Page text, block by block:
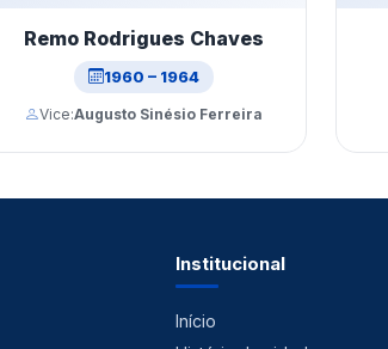
Remo Rodrigues Chaves
1960 – 1964
Vice:Augusto Sinésio Ferreira
Institucional
Início